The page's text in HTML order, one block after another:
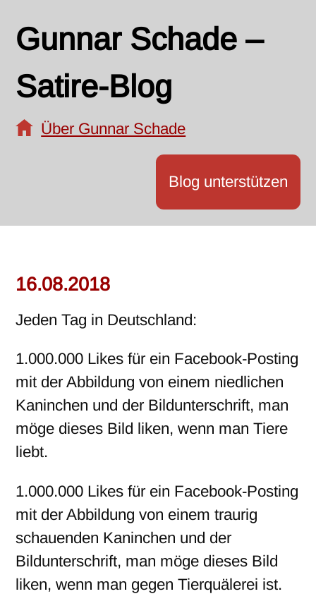
Gunnar Schade –
Satire-Blog
Über Gunnar Schade
Blog unterstützen
16.08.2018
Jeden Tag in Deutschland:
1.000.000 Likes für ein Facebook-Posting
mit der Abbildung von einem niedlichen
Kaninchen und der Bildunterschrift, man
möge dieses Bild liken, wenn man Tiere
liebt.
1.000.000 Likes für ein Facebook-Posting
mit der Abbildung von einem traurig
schauenden Kaninchen und der
Bildunterschrift, man möge dieses Bild
liken, wenn man gegen Tierquälerei ist.